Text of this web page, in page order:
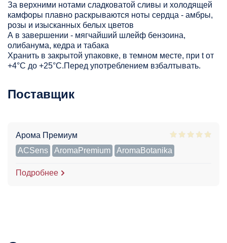
За верхними нотами сладковатой сливы и холодящей
камфоры плавно раскрываются ноты сердца - амбры,
розы и изысканных белых цветов
А в завершении - мягчайший шлейф бензоина,
олибанума, кедра и табака
Хранить в закрытой упаковке, в темном месте, при t от
+4°С до +25°С.Перед употреблением взбалтывать.
Поставщик
Арома Премиум
ACSens
AromaPremium AromaBotanika
Подробнее